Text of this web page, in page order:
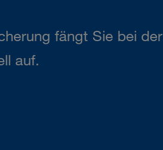
fängt Sie bei der
auf.